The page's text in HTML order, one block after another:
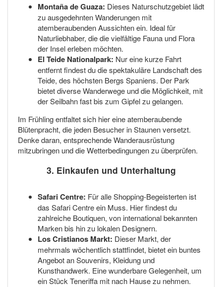
Montaña de Guaza: Dieses Naturschutzgebiet lädt
zu ausgedehnten Wanderungen mit
atemberaubenden Aussichten ein. Ideal für
Naturliebhaber, die die vielfältige Fauna und Flora
der Insel erleben möchten.
El Teide Nationalpark: Nur eine kurze Fahrt
entfernt findest du die spektakuläre Landschaft des
Teide, des höchsten Bergs Spaniens. Der Park
bietet diverse Wanderwege und die Möglichkeit, mit
der Seilbahn fast bis zum Gipfel zu gelangen.
Im Frühling entfaltet sich hier eine atemberaubende
Blütenpracht, die jeden Besucher in Staunen versetzt.
Denke daran, entsprechende Wanderausrüstung
mitzubringen und die Wetterbedingungen zu überprüfen.
3. Einkaufen und Unterhaltung
Safari Centre: Für alle Shopping-Begeisterten ist
das Safari Centre ein Muss. Hier findest du
zahlreiche Boutiquen, von international bekannten
Marken bis hin zu lokalen Designern.
Los Cristianos Markt: Dieser Markt, der
mehrmals wöchentlich stattfindet, bietet ein buntes
Angebot an Souvenirs, Kleidung und
Kunsthandwerk. Eine wunderbare Gelegenheit, um
ein Stück Teneriffa mit nach Hause zu nehmen.